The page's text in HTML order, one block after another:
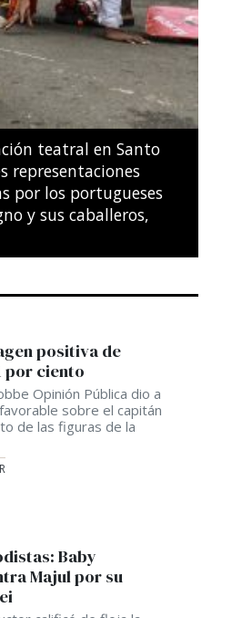
una alerta de
cercanas.JOHAN
ciento
Opinión Pública dio a
sobre el capitán
de las figuras de la
Majul por su
calificó de floja la
contra el elogio
durante su último